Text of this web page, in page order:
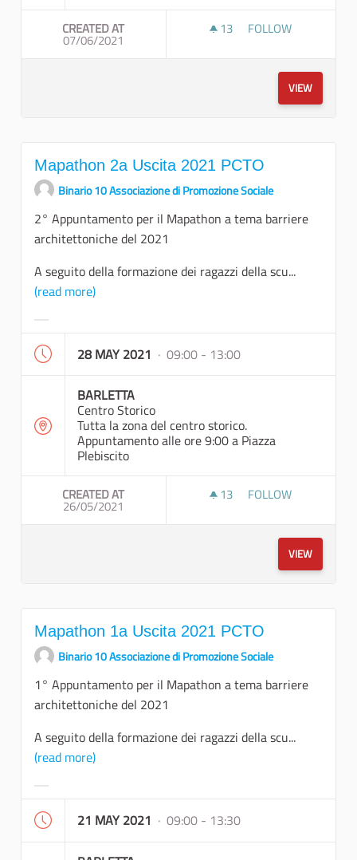
CREATED AT
07/06/2021
13 13 FOLLOWERS
FOLLOW
VIEW
Mapathon 2a Uscita 2021 PCTO
Binario 10 Associazione di Promozione Sociale
2° Appuntamento per il Mapathon a tema barriere
architettoniche del 2021
A seguito della formazione dei ragazzi della scu...
(read more)
28 MAY 2021 · 09:00 - 13:00
BARLETTA
Centro Storico
Tutta la zona del centro storico.
Appuntamento alle ore 9:00 a Piazza
Plebiscito
CREATED AT
26/05/2021
13 13 FOLLOWERS
FOLLOW
VIEW
Mapathon 1a Uscita 2021 PCTO
Binario 10 Associazione di Promozione Sociale
1° Appuntamento per il Mapathon a tema barriere
architettoniche del 2021
A seguito della formazione dei ragazzi della scu...
(read more)
21 MAY 2021 · 09:00 - 13:30